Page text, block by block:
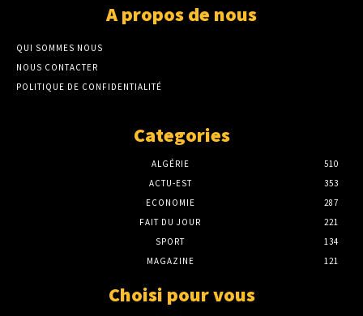
A propos de nous
QUI SOMMES NOUS
NOUS CONTACTER
POLITIQUE DE CONFIDENTIALITÉ
Categories
ALGÉRIE
510
ACTU-EST
353
ECONOMIE
287
FAIT DU JOUR
221
SPORT
134
MAGAZINE
121
Choisi pour vous